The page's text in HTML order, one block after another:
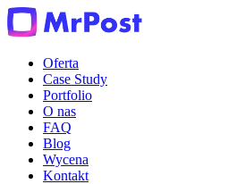
Oferta
Case Study
Portfolio
O nas
FAQ
Blog
Wycena
Kontakt